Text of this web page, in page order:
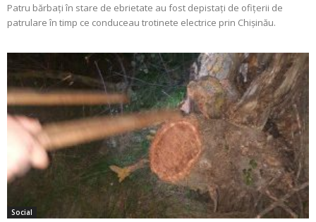
Patru bărbați în stare de ebrietate au fost depistați de ofițerii de
patrulare în timp ce conduceau trotinete electrice prin Chișinău.
Social